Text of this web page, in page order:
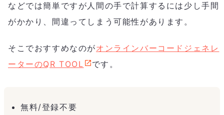
などでは簡単ですが人間の手で計算するには少し手間
がかかり、間違ってしまう可能性があります。
そこでおすすめなのがオンラインバーコードジェネレ
ーターのQR TOOL
です。
無料/登録不要